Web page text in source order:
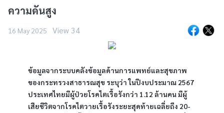
ความดันสูง
16 May 2025 View 34
ข้อมูลจากระบบคลังข้อมูลด้านการแพทย์และสุขภาพ
ของกระทรวงสาธารณสุข ระบุว่า ในปีงบประมาณ 2567
ประเทศไทยมีผู้ป่วยโรคไตเรื้อรังกว่า 1.12 ล้านคน มีผู้
เสียชีวิตจากโรคไตวายเรื้อรังระยะสุดท้ายเฉลี่ยถึง 20-